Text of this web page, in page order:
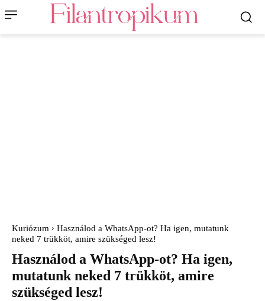
Kuriózum
Használod a WhatsApp-ot? Ha igen, mutatunk
neked 7 trükköt, amire szükséged lesz!
Használod a WhatsApp-ot? Ha igen,
mutatunk neked 7 trükköt, amire
szükséged lesz!